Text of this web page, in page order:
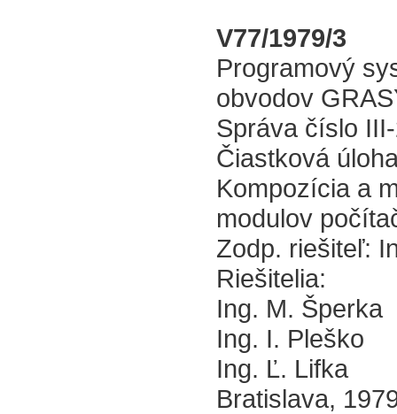
V77/1979/3
Programový
obvodov
Správa číslo
Čiastková
Kompozícia a
modulov
Zodp. riešiteľ:
Riešitelia:
Ing. M. Šperka
Ing. I. Pleško
Ing. Ľ. Lifka
Bratislava,